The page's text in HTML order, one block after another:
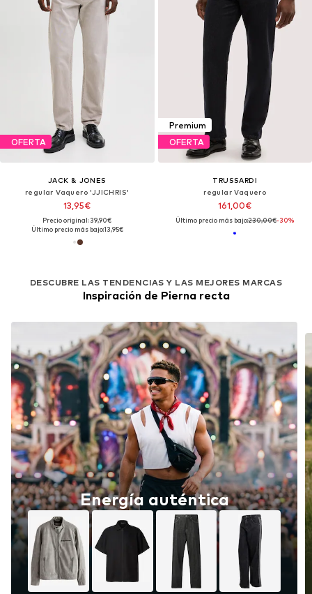
OFERTA
JACK & JONES
regular Vaquero 'JJICHRIS'
13,95€
Precio original: 39,90€
Último precio más bajo:13,95€
Premium
OFERTA
TRUSSARDI
regular Vaquero
161,00€
Último precio más bajo:230,00€-30%
DESCUBRE LAS TENDENCIAS Y LAS MEJORES MARCAS
Inspiración de Pierna recta
Energía auténtica